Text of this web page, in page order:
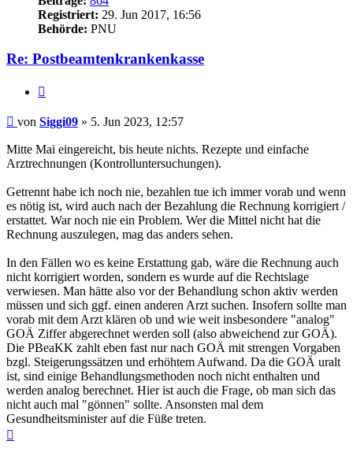
Registriert: 29. Jun 2017, 16:56
Behörde: PNU
Re: Postbeamtenkrankenkasse
Beitrag
von Siggi09 » 5. Jun 2023, 12:57
Mitte Mai eingereicht, bis heute nichts. Rezepte und einfache
Arztrechnungen (Kontrolluntersuchungen).
Getrennt habe ich noch nie, bezahlen tue ich immer vorab und wenn
es nötig ist, wird auch nach der Bezahlung die Rechnung korrigiert /
erstattet. War noch nie ein Problem. Wer die Mittel nicht hat die
Rechnung auszulegen, mag das anders sehen.
In den Fällen wo es keine Erstattung gab, wäre die Rechnung auch
nicht korrigiert worden, sondern es wurde auf die Rechtslage
verwiesen. Man hätte also vor der Behandlung schon aktiv werden
müssen und sich ggf. einen anderen Arzt suchen. Insofern sollte man
vorab mit dem Arzt klären ob und wie weit insbesondere "analog"
GOÄ Ziffer abgerechnet werden soll (also abweichend zur GOÄ).
Die PBeaKK zahlt eben fast nur nach GOÄ mit strengen Vorgaben
bzgl. Steigerungssätzen und erhöhtem Aufwand. Da die GOÄ uralt
ist, sind einige Behandlungsmethoden noch nicht enthalten und
werden analog berechnet. Hier ist auch die Frage, ob man sich das
nicht auch mal "gönnen" sollte. Ansonsten mal dem
Gesundheitsminister auf die Füße treten.